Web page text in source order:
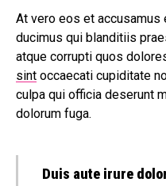
At vero eos et
ducimus qui blanditiis
atque corrupti quos
sint occaecati cupiditate
culpa qui officia deserunt
dolorum fuga.
Duis aute irure